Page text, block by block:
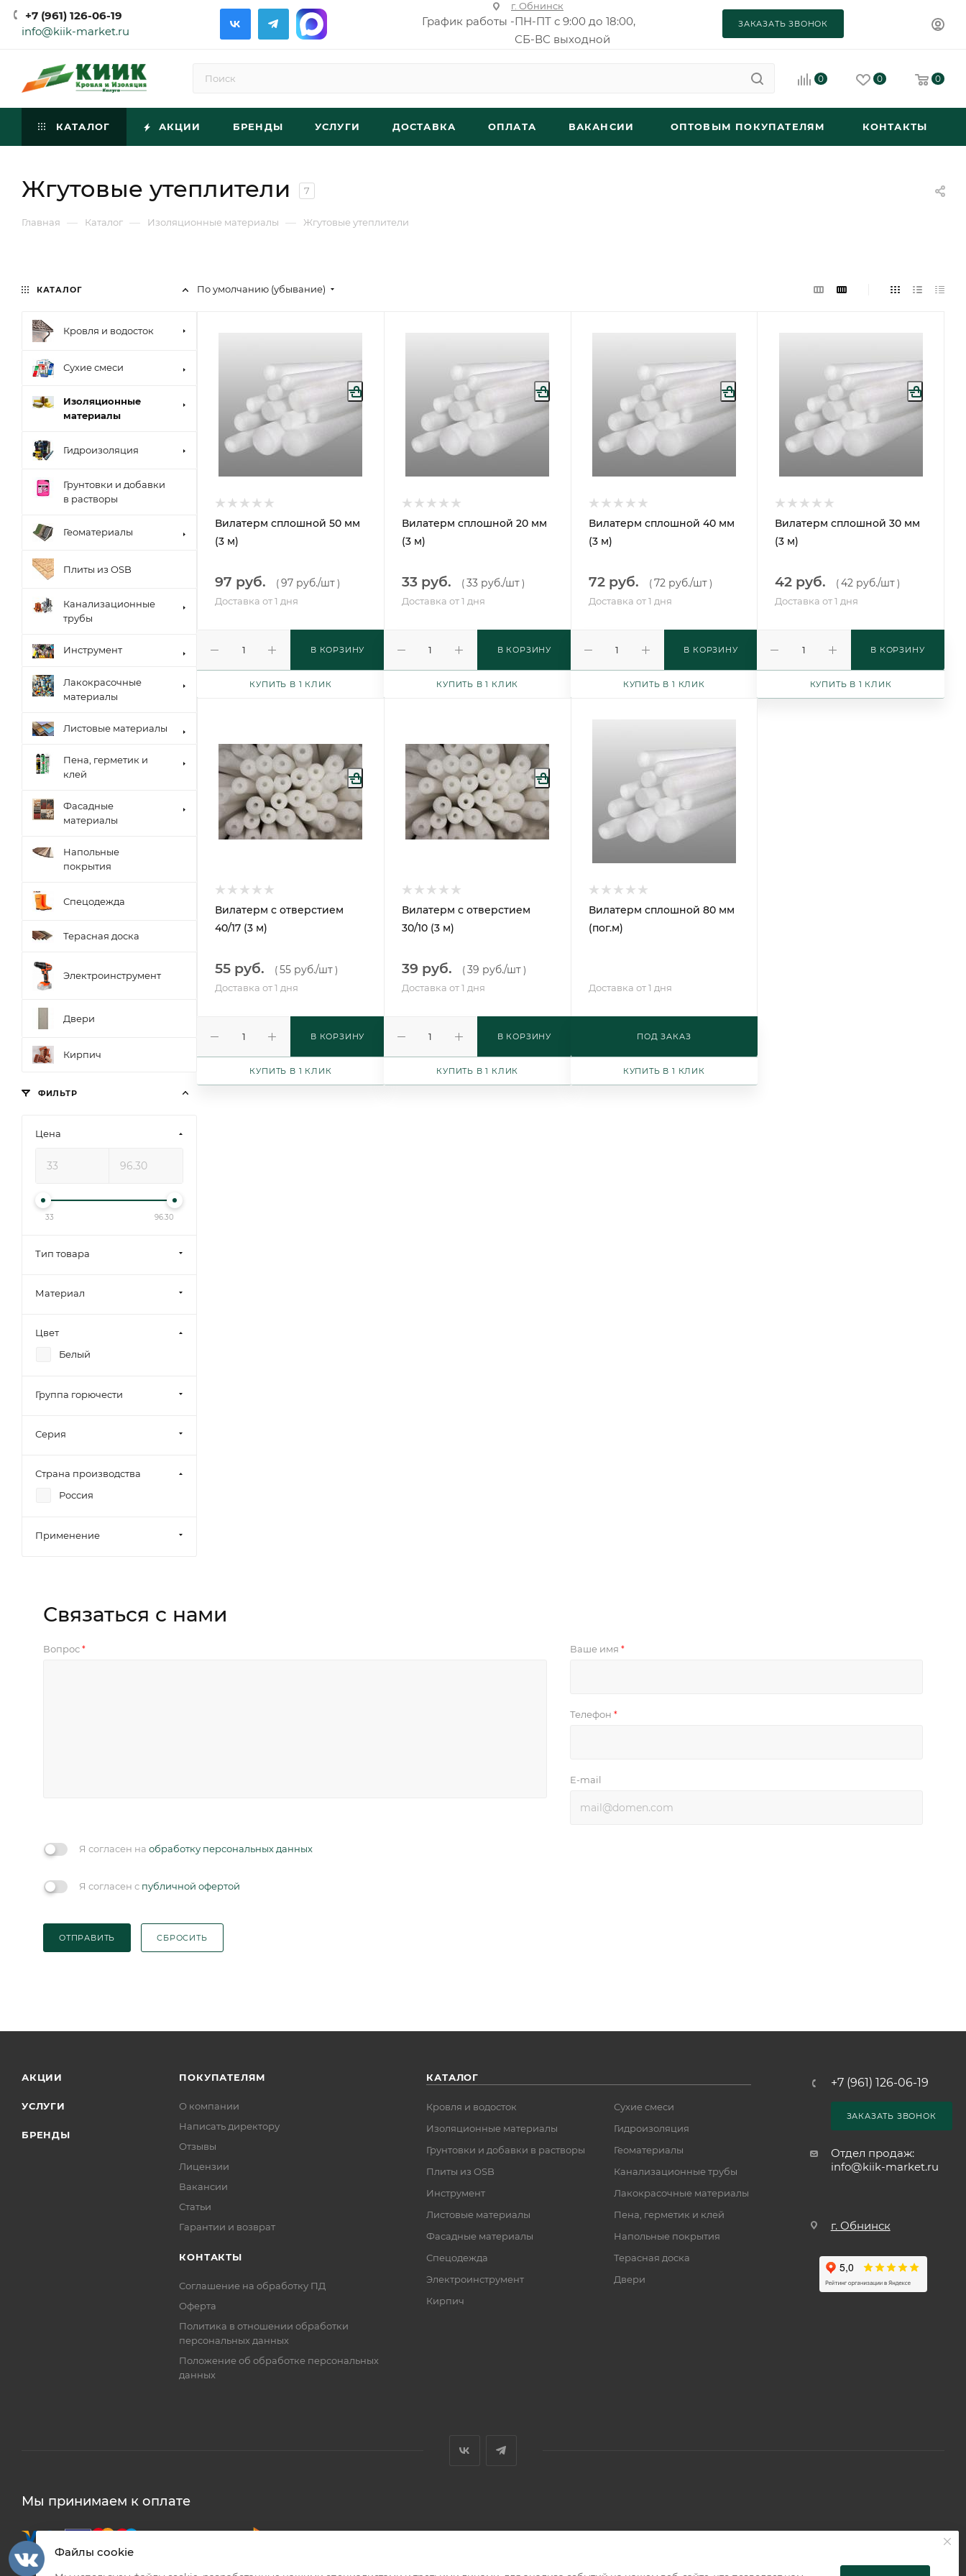
+7 (961) 126-06-19
info@kiik-market.ru
г. Обнинск
График работы -ПН-ПТ с 9:00 до 18:00,
СБ-ВС выходной
ЗАКАЗАТЬ ЗВОНОК
0 0 0
КАТАЛОГ АКЦИИ БРЕНДЫ УСЛУГИ ДОСТАВКА ОПЛАТА ВАКАНСИИ ОПТОВЫМ ПОКУПАТЕЛЯМ КОНТАКТЫ
Жгутовые утеплители 7
Главная — Каталог — Изоляционные материалы — Жгутовые утеплители
По умолчанию (убывание)
Вилатерм сплошной 50 мм
(3 м)
97 руб. (97 руб./шт)
Доставка от 1 дня
В КОРЗИНУ
КУПИТЬ В 1 КЛИК
Вилатерм сплошной 20 мм
(3 м)
33 руб. (33 руб./шт )
Доставка от 1 дня
В КОРЗИНУ
КУПИТЬ В 1 КЛИК
Вилатерм сплошной 40 мм
(3 м)
72 руб. (72 руб./шт )
Доставка от 1 дня
В КОРЗИНУ
КУПИТЬ В 1 КЛИК
Вилатерм сплошной 30 мм
(3 м)
42 руб. (42 руб./шт )
Доставка от 1 дня
В КОРЗИНУ
КУПИТЬ В 1 КЛИК
Вилатерм с отверстием
40/17 (3 м)
55 руб. (55 руб./шт)
Доставка от 1 дня
В КОРЗИНУ
КУПИТЬ В 1 КЛИК
Вилатерм с отверстием
30/10 (3 м)
39 руб. (39 руб./шт )
Доставка от 1 дня
В КОРЗИНУ
КУПИТЬ В 1 КЛИК
Вилатерм сплошной 80 мм
(пог.м)
Доставка от 1 дня
ПОД ЗАКАЗ
КУПИТЬ В 1 КЛИК
КАТАЛОГ
Кровля и водосток
Сухие смеси
Изоляционные
материалы
Гидроизоляция
Грунтовки и добавки
в растворы
Геоматериалы
Плиты из OSB
Канализационные
трубы
Инструмент
Лакокрасочные
материалы
Листовые материалы
Пена, герметик и
клей
Фасадные
материалы
Напольные
покрытия
Спецодежда
Терасная доска
Электроинструмент
Двери
Кирпич
ФИЛЬТР
Цена
33 96.30
Тип товара
Материал
Цвет
Белый
Группа горючести
Серия
Страна производства
Россия
Применение
Связаться с нами
Вопрос * Ваше имя *
Телефон *
E-mail
Я согласен на обработку персональных данных
Я согласен с публичной офертой
ОТПРАВИТЬ СБРОСИТЬ
АКЦИИ
УСЛУГИ
БРЕНДЫ
ПОКУПАТЕЛЯМ
О компании
Написать директору
Отзывы
Лицензии
Вакансии
Статьи
Гарантии и возврат
КОНТАКТЫ
Соглашение на обработку ПД
Оферта
Политика в отношении обработки
персональных данных
Положение об обработке персональных
данных
КАТАЛОГ
Кровля и водосток
Сухие смеси
Изоляционные материалы
Гидроизоляция
Грунтовки и добавки в растворы
Геоматериалы
Плиты из OSB
Канализационные трубы
Инструмент
Лакокрасочные материалы
Листовые материалы
Пена, герметик и клей
Фасадные материалы
Напольные покрытия
Спецодежда
Терасная доска
Электроинструмент
Двери
Кирпич
+7 (961) 126-06-19
ЗАКАЗАТЬ ЗВОНОК
Отдел продаж:
info@kiik-market.ru
г. Обнинск
Мы принимаем к оплате
Файлы cookie